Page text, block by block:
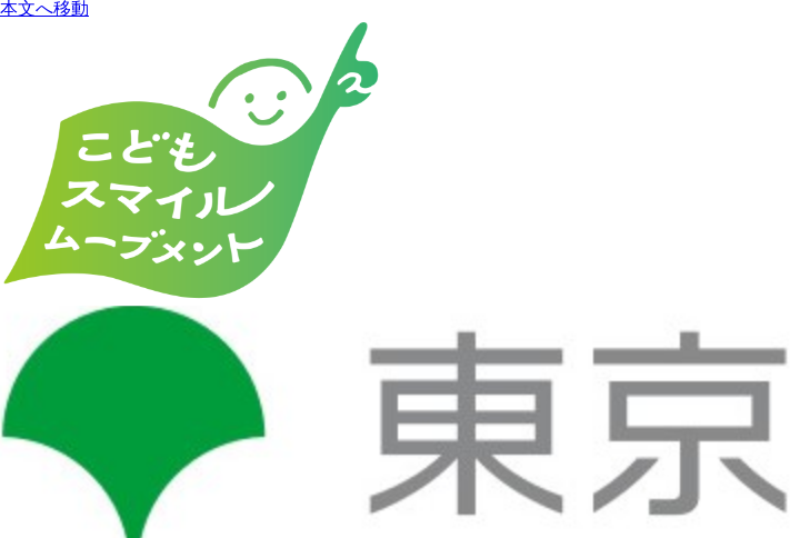
本文へ移動